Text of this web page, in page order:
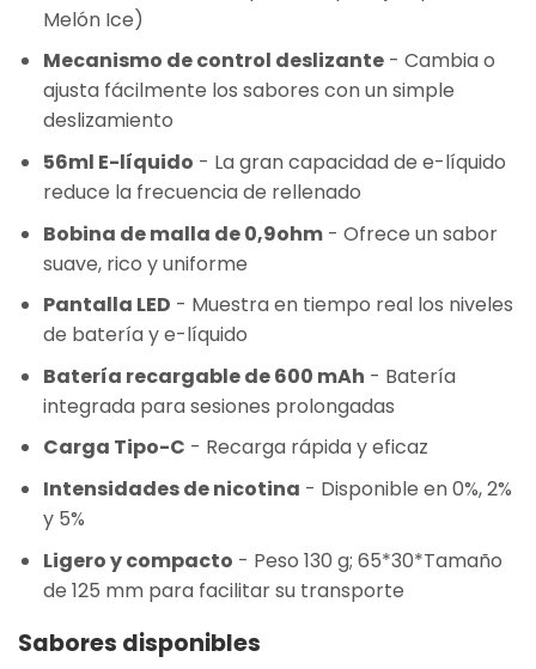
Melón Ice)
Mecanismo de control deslizante- Cambia o
ajusta fácilmente los sabores con un simple
deslizamiento
56ml E-líquido - La gran capacidad de e-líquido
reduce la frecuencia de rellenado
Bobina de malla de 0,9ohm- Ofrece un sabor
suave, rico y uniforme
Pantalla LED - Muestra en tiempo real los niveles
de batería y e-líquido
Batería recargable de 600 mAh - Batería
integrada para sesiones prolongadas
Carga Tipo-C - Recarga rápida y eficaz
Intensidades de nicotina - Disponible en 0%, 2%
y 5%
Ligero y compacto - Peso 130 g; 65*30*Tamaño
de 125 mm para facilitar su transporte
Sabores disponibles